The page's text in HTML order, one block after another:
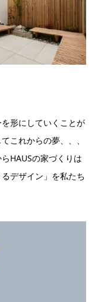
形にしていくことが
これからの夢、、、
HAUSの家づくりは
デザイン」を私たち